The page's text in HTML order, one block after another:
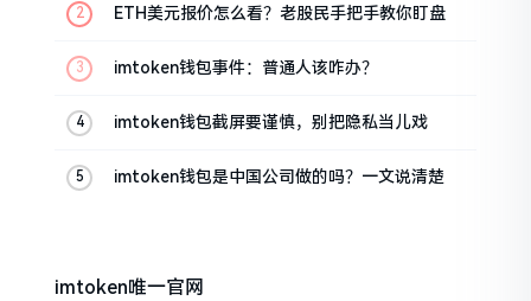
ETH美元报价怎么看？老股民手把手教你盯盘
imtoken钱包事件：普通人该咋办？
imtoken钱包截屏要谨慎，别把隐私当儿戏
imtoken钱包是中国公司做的吗？一文说清楚
imtoken唯一官网